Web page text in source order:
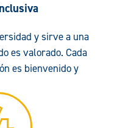
y sirve a una
es valorado. Cada
es bienvenido y